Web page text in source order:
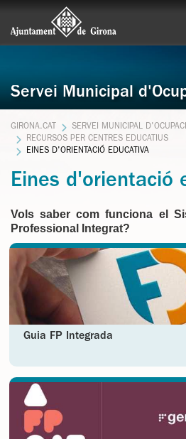
Servei Municipal
GIRONA.CAT
SERVEI MUNICIPAL
RECURSOS PER CENTRES EDUCATIUS
EINES D'ORIENTACIÓ EDUCATIVA
Eines d'orientació
Vols saber com funciona el
Professional Integrat?
Guia FP Integrada